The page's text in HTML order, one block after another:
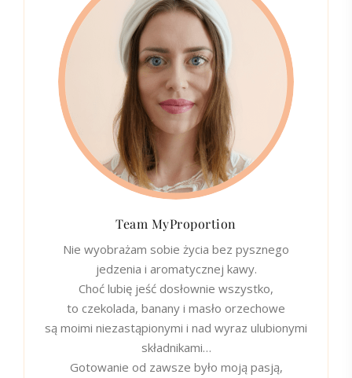
Team MyProportion
Nie wyobrażam sobie życia bez pysznego
jedzenia i aromatycznej kawy.
Choć lubię jeść dosłownie wszystko,
to czekolada, banany i masło orzechowe
są moimi niezastąpionymi i nad wyraz ulubionymi
składnikami…
Gotowanie od zawsze było moją pasją,